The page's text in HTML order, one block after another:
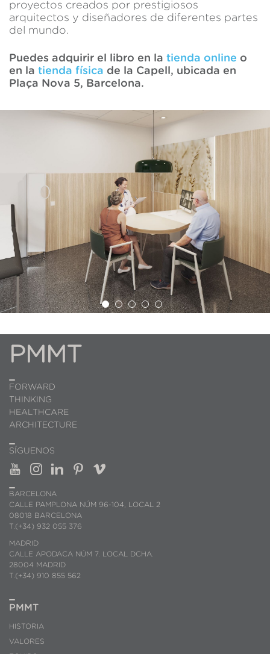
proyectos creados por prestigiosos
arquitectos y diseñadores de diferentes partes
del mundo.
Puedes adquirir el libro en la tienda online o
en la tienda física de la Capell, ubicada en
Plaça Nova 5, Barcelona.
PMMT
FORWARD
THINKING
HEALTHCARE
ARCHITECTURE
SÍGUENOS
BARCELONA
CALLE PAMPLONA NÚM 96-104, LOCAL 2
08018 BARCELONA
T.(+34) 932 055 376
MADRID
CALLE APODACA NÚM 7. LOCAL DCHA.
28004 MADRID
T.(+34) 910 855 562
PMMT
HISTORIA
VALORES